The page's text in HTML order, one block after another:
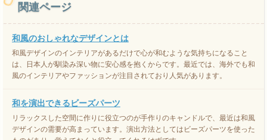
関連ページ
和風のおしゃれなデザインとは
和風デザインのインテリアがあるだけで心が和むような気持ちになること
は、日本人が馴染み深い物に安心感を抱くからです。最近では、海外でも和
風のインテリアやファッションが注目されており人気があります。
和を演出できるビーズパーツ
リラックスした空間に作りに役立つのが手作りのキャンドルで、最近は和風
デザインの需要が高まっています。演出方法としてはビーズパーツを使った